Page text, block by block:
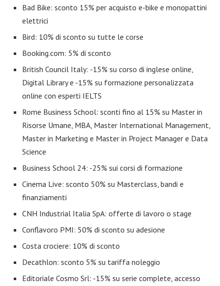
Bad Bike: sconto 15% per acquisto e-bike e monopattini
elettrici
Bird: 10% di sconto su tutte le corse
Booking.com: 5% di sconto
British Council Italy: -15% su corso di inglese online,
Digital Library e -15% su formazione personalizzata
online con esperti IELTS
Rome Business School: sconti fino al 15% su Master in
Risorse Umane, MBA, Master International Management,
Master in Marketing e Master in Project Manager e Data
Science
Business School 24: -25% sui corsi di formazione
Cinema Live: sconto 50% su Masterclass, bandi e
finanziamenti
CNH Industrial Italia SpA: offerte di lavoro o stage
Conflavoro PMI: 50% di sconto su adesione
Costa crociere: 10% di sconto
Decathlon: sconto 5% su tariffa noleggio
Editoriale Cosmo Srl: -15% su serie complete, accesso